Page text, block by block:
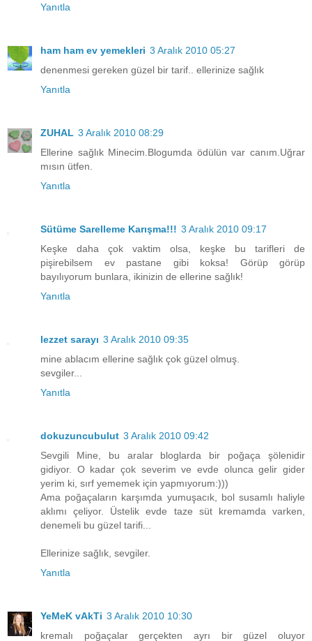
Yanıtla
ham ham ev yemekleri 3 Aralık 2010 05:27
denenmesi gereken güzel bir tarif.. ellerinize sağlık
Yanıtla
ZUHAL 3 Aralık 2010 08:29
Ellerine sağlık Minecim.Blogumda ödülün var canım.Uğrar
mısın ütfen.
Yanıtla
Sütüme Sarelleme Karışma!!! 3 Aralık 2010 09:17
Keşke daha çok vaktim olsa, keşke bu tarifleri de
pişirebilsem ev pastane gibi koksa! Görüp görüp
bayılıyorum bunlara, ikinizin de ellerine sağlık!
Yanıtla
lezzet sarayı 3 Aralık 2010 09:35
mine ablacım ellerine sağlık çok güzel olmuş.
sevgiler...
Yanıtla
dokuzuncubulut 3 Aralık 2010 09:42
Sevgili Mine, bu aralar bloglarda bir poğaça şölenidir
gidiyor. O kadar çok severim ve evde olunca gelir gider
yerim ki, sırf yememek için yapmıyorum:)))
Ama poğaçaların karşımda yumuşacık, bol susamlı haliyle
aklımı çeliyor. Üstelik evde taze süt kremamda varken,
denemeli bu güzel tarifi...
Ellerinize sağlık, sevgiler.
Yanıtla
YeMeK vAkTi 3 Aralık 2010 10:30
kremalı poğaçalar gerçekten ayrı bir güzel oluyor